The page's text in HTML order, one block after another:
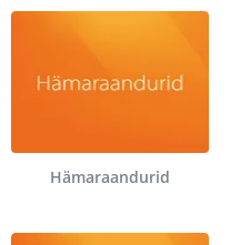
Hämaraandurid